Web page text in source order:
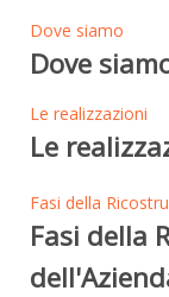
Dove siamo
Dove
Le realizzazioni
Le
Fasi della
Fasi della